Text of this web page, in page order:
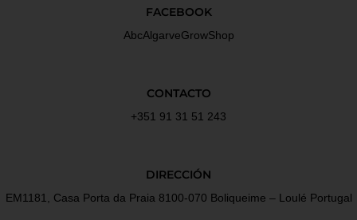
FACEBOOK
AbcAlgarveGrowShop
CONTACTO
+351 91 31 51 243
DIRECCIÓN
EM1181, Casa Porta da Praia 8100-070 Boliqueime – Loulé Portugal